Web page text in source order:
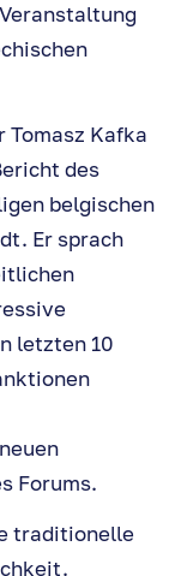
Kafka
des
belgischen
Er sprach
letzten 10
Forums.
traditionelle